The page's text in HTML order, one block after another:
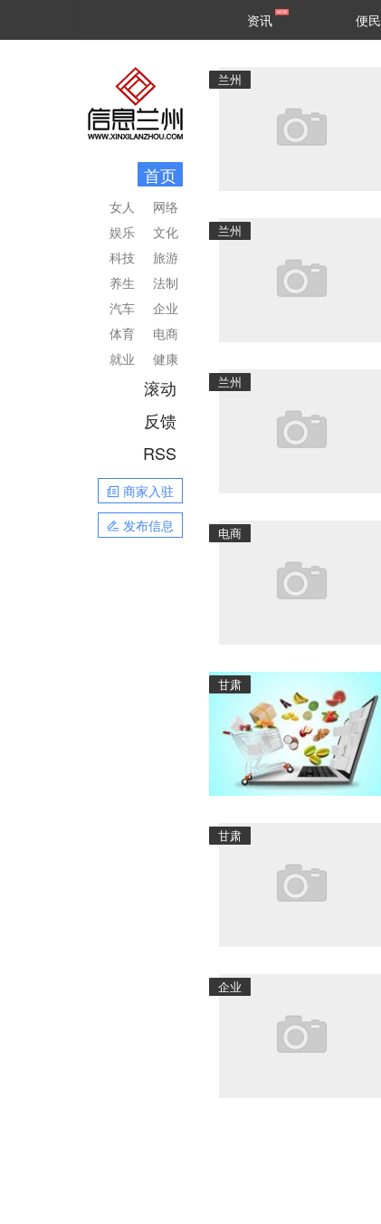
区县
资讯 便民
首页
网络
文化
旅游
法制
企业
电商
健康
女人
娱乐
科技
养生
汽车
体育
就业
滚动
反馈
RSS
商家入驻
发布信息
兰州
兰州
兰州
电商
甘肃
甘肃
企业